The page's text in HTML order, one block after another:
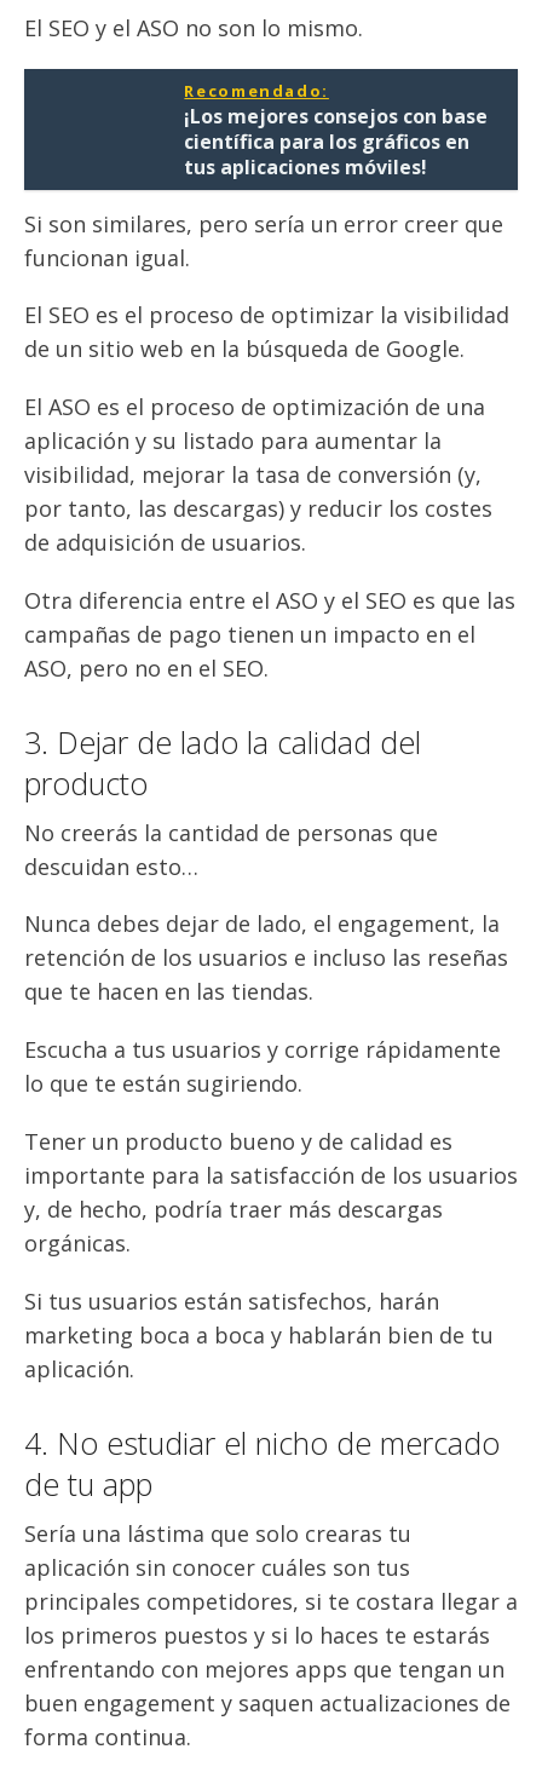
El SEO y el ASO no son lo mismo.
Recomendado:
¡Los mejores consejos con base
científica para los gráficos en
tus aplicaciones móviles!
Si son similares, pero sería un error creer que
funcionan igual.
El SEO es el proceso de optimizar la visibilidad
de un sitio web en la búsqueda de Google.
El ASO es el proceso de optimización de una
aplicación y su listado para aumentar la
visibilidad, mejorar la tasa de conversión (y,
por tanto, las descargas) y reducir los costes
de adquisición de usuarios.
Otra diferencia entre el ASO y el SEO es que las
campañas de pago tienen un impacto en el
ASO, pero no en el SEO.
3. Dejar de lado la calidad del
producto
No creerás la cantidad de personas que
descuidan esto…
Nunca debes dejar de lado, el engagement, la
retención de los usuarios e incluso las reseñas
que te hacen en las tiendas.
Escucha a tus usuarios y corrige rápidamente
lo que te están sugiriendo.
Tener un producto bueno y de calidad es
importante para la satisfacción de los usuarios
y, de hecho, podría traer más descargas
orgánicas.
Si tus usuarios están satisfechos, harán
marketing boca a boca y hablarán bien de tu
aplicación.
4. No estudiar el nicho de mercado
de tu app
Sería una lástima que solo crearas tu
aplicación sin conocer cuáles son tus
principales competidores, si te costara llegar a
los primeros puestos y si lo haces te estarás
enfrentando con mejores apps que tengan un
buen engagement y saquen actualizaciones de
forma continua.